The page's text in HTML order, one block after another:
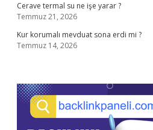
Cerave termal su ne işe yarar ?
Temmuz 21, 2026
Kur korumalı mevduat sona erdi mi ?
Temmuz 14, 2026